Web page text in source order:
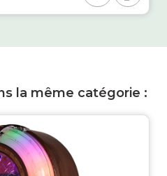
la même catégorie :